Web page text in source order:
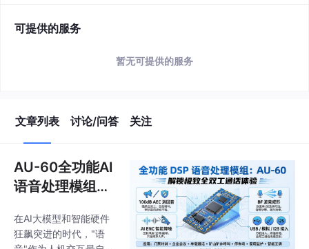
可提供的服务
暂无可提供的服务
文章列表 讨论/问答 关注
AU-60全功能AI
语音处理模组：
的“声学大脑”
在AI大模型和智能硬件
狂飙突进的时代，"语